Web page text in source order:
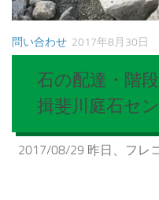
問い合わせ 2017年8月30日
石の配達・階
揖斐川庭石セ
2017/08/29 昨日、フレ